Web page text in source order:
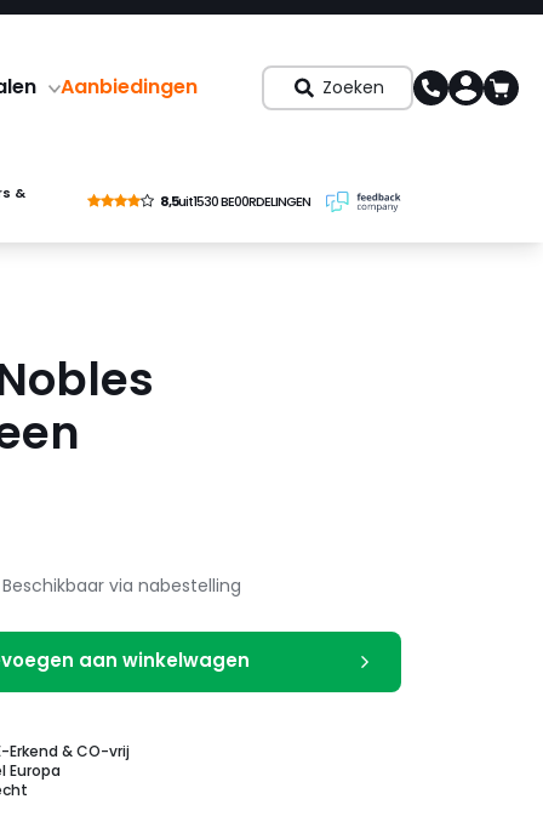
Aanbiedingen Zoeken
&
8,5uit1530 BE00RDELINGEN
Beschikbaar via nabestelling
aan winkelwagen
Erkend & CO-vrij
Europa